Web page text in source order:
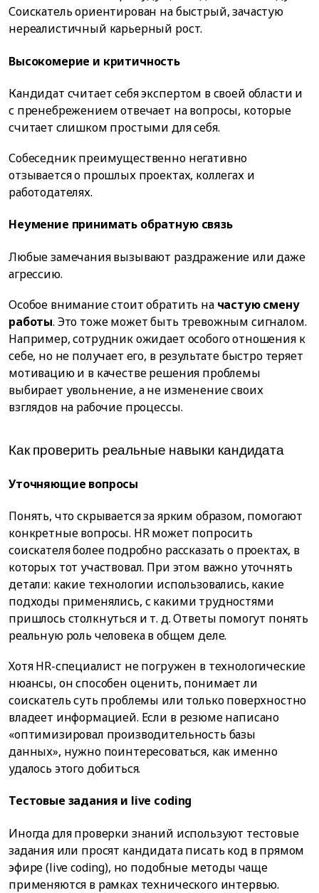
Соискатель ориентирован на быстрый, зачастую
нереалистичный карьерный рост.
Высокомерие и критичность
Кандидат считает себя экспертом в своей области и
с пренебрежением отвечает на вопросы, которые
считает слишком простыми для себя.
Собеседник преимущественно негативно
отзывается о прошлых проектах, коллегах и
работодателях.
Неумение принимать обратную связь
Любые замечания вызывают раздражение или даже
агрессию.
Особое внимание стоит обратить на частую смену
работы. Это тоже может быть тревожным сигналом.
Например, сотрудник ожидает особого отношения к
себе, но не получает его, в результате быстро теряет
мотивацию и в качестве решения проблемы
выбирает увольнение, а не изменение своих
взглядов на рабочие процессы.
Как проверить реальные навыки кандидата
Уточняющие вопросы
Понять, что скрывается за ярким образом, помогают
конкретные вопросы. HR может попросить
соискателя более подробно рассказать о проектах, в
которых тот участвовал. При этом важно уточнять
детали: какие технологии использовались, какие
подходы применялись, с какими трудностями
пришлось столкнуться и т. д. Ответы помогут понять
реальную роль человека в общем деле.
Хотя HR-специалист не погружен в технологические
нюансы, он способен оценить, понимает ли
соискатель суть проблемы или только поверхностно
владеет информацией. Если в резюме написано
«оптимизировал производительность базы
данных», нужно поинтересоваться, как именно
удалось этого добиться.
Тестовые задания и live coding
Иногда для проверки знаний используют тестовые
задания или просят кандидата писать код в прямом
эфире (live coding), но подобные методы чаще
применяются в рамках технического интервью.